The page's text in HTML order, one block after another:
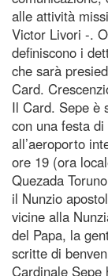
alle attività
Victor Livori -.
definiscono i
che sarà
Card.
Il Card. Sepe è
con una festa
all’aeroporto
ore 19 (ora
Quezada
il Nunzio
vicine alla
del Papa, la
scritte di
Cardinale Sepe